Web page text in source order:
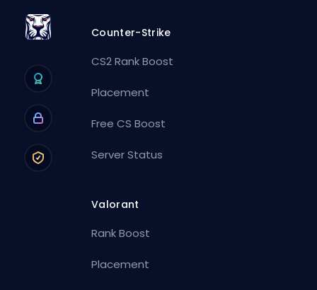
Counter-Strike
CS2 Rank Boost
Placement
Free CS Boost
Server Status
Valorant
Rank Boost
Placement